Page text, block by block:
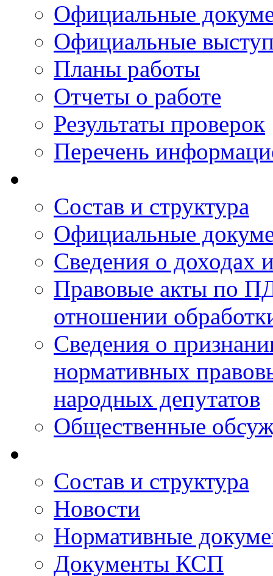
Официальные
Официальные
Планы работы
Отчеты о работе
Результаты проверок
Перечень
Состав и структура
Официальные
Сведения о доходах
Правовые акты по
отношении
Сведения о
нормативных
народных депутатов
Общественные
Состав и структура
Новости
Нормативные
Документы КСП